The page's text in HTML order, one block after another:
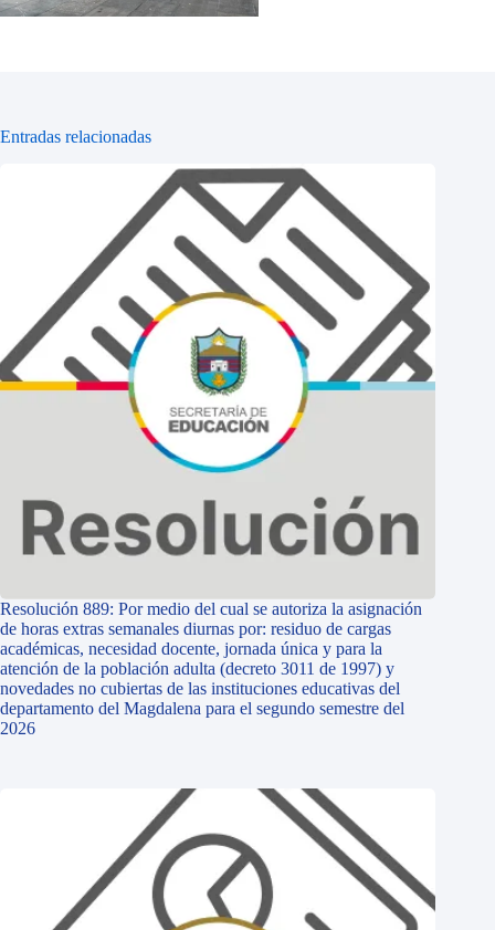
Entradas relacionadas
Resolución 889: Por medio del cual se autoriza la asignación
de horas extras semanales diurnas por: residuo de cargas
académicas, necesidad docente, jornada única y para la
atención de la población adulta (decreto 3011 de 1997) y
novedades no cubiertas de las instituciones educativas del
departamento del Magdalena para el segundo semestre del
2026